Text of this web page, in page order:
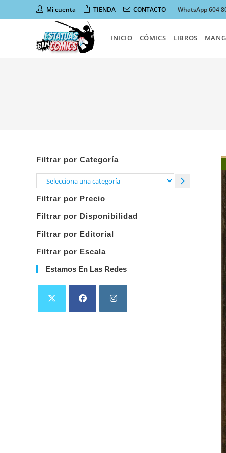
al
Mi cuenta TIENDA CONTACTO WhatsApp 604
INICIO CÓMICS LIBROS
Filtrar por Categoría
Selecciona
categoría
Filtrar por Precio
Filtrar por Disponibilidad
Filtrar por Editorial
Filtrar por Escala
Estamos En Las Redes